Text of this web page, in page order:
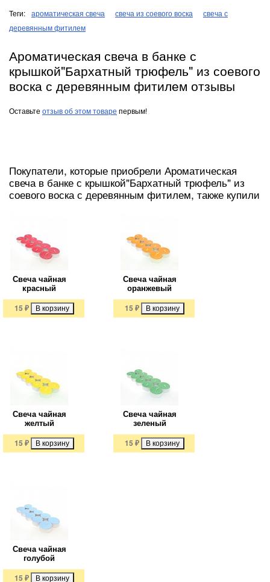
Теги: ароматическая свеча свеча из соевого воска
свеча с
деревянным фитилем
Ароматическая свеча в банке с
крышкой"Бархатный трюфель" из соевого
воска с деревянным фитилем отзывы
Оставьте отзыв об этом товаре первым!
Покупатели, которые приобрели Ароматическая
свеча в банке с крышкой"Бархатный трюфель" из
соевого воска с деревянным фитилем, также купили
Свеча чайная
красный
15 ₽
Свеча чайная
оранжевый
15 ₽
Свеча чайная
желтый
15 ₽
Свеча чайная
зеленый
15 ₽
Свеча чайная
голубой
15 ₽